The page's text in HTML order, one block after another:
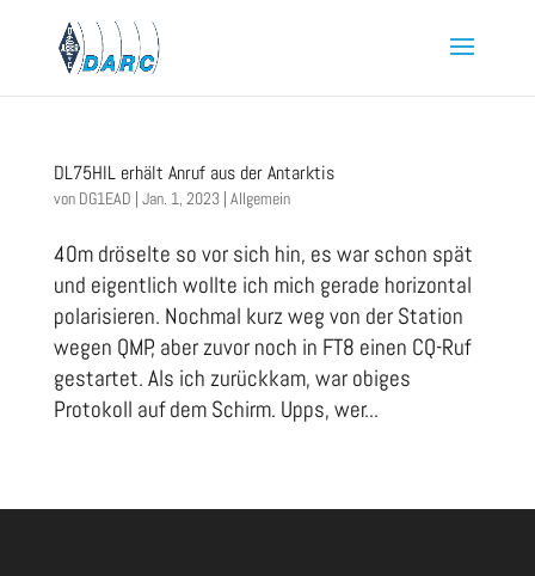
DL75HIL erhält Anruf aus der Antarktis
von DG1EAD | Jan. 1, 2023| Allgemein
40m dröselte so vor sich hin, es war schon spät
und eigentlich wollte ich mich gerade horizontal
polarisieren. Nochmal kurz weg von der Station
wegen QMP, aber zuvor noch in FT8 einen CQ-Ruf
gestartet. Als ich zurückkam, war obiges
Protokoll auf dem Schirm. Upps, wer...